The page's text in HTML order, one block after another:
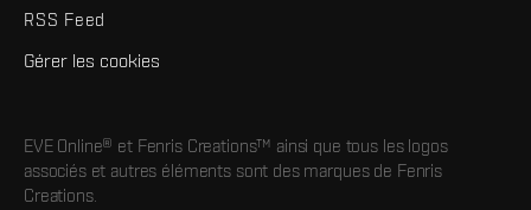
RSS Feed
Gérer les cookies
EVE Online® et Fenris Creations™ ainsi que tous les logos
associés et autres éléments sont des marques de Fenris
Creations.